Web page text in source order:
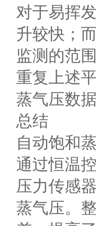
对于易挥
升较快；
监测的范
重复上述
蒸气压数
总结
自动饱和
通过恒温
压力传感
蒸气压。